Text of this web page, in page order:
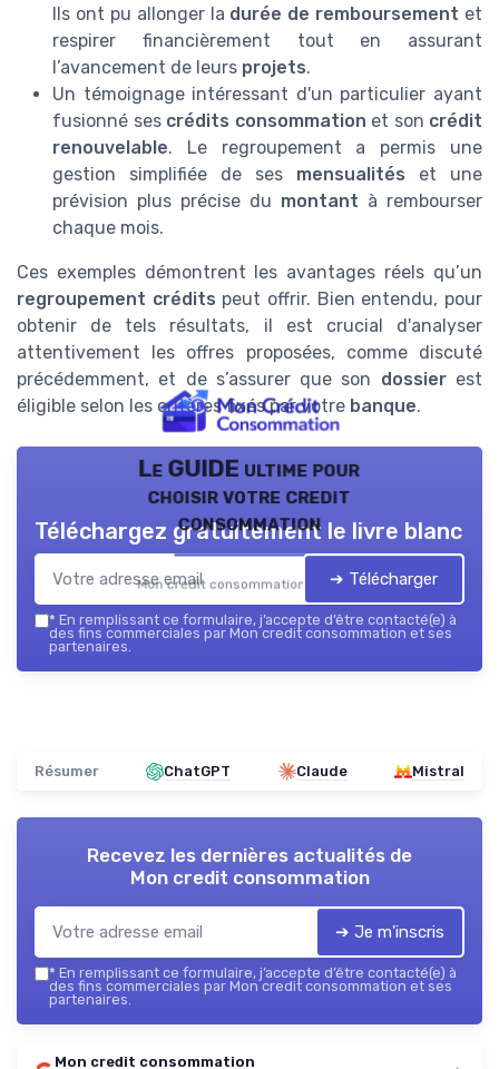
Ils ont pu allonger la durée de remboursement et
respirer financièrement tout en assurant
l’avancement de leurs projets.
Un témoignage intéressant d'un particulier ayant
fusionné ses crédits consommation et son crédit
renouvelable. Le regroupement a permis une
gestion simplifiée de ses mensualités et une
prévision plus précise du montant à rembourser
chaque mois.
Ces exemples démontrent les avantages réels qu’un
regroupement crédits peut offrir. Bien entendu, pour
obtenir de tels résultats, il est crucial d'analyser
attentivement les offres proposées, comme discuté
précédemment, et de s’assurer que son dossierest
éligible selon les critères fixés par votre banque.
Le GUIDE ultime pour
choisir votre credit
consommation
Mon credit consommation — 2026
Téléchargez gratuitement le livre blanc
➔ Télécharger
* En remplissant ce formulaire, j’accepte d’être contacté(e) à
des fins commerciales par Mon credit consommation et ses
partenaires.
Résumer ChatGPT Claude Mistral
Recevez les dernières actualités de
Mon credit consommation
➔ Je m'inscris
* En remplissant ce formulaire, j’accepte d’être contacté(e) à
des fins commerciales par Mon credit consommation et ses
partenaires.
Mon credit consommation